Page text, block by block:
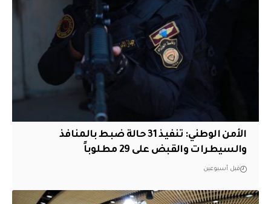
الأمن الوطني: تنفيذ 31 حالة ضبط بالمنافذ
والسيطرات والقبض على 29 مطلوباً
قبل أسبوعين